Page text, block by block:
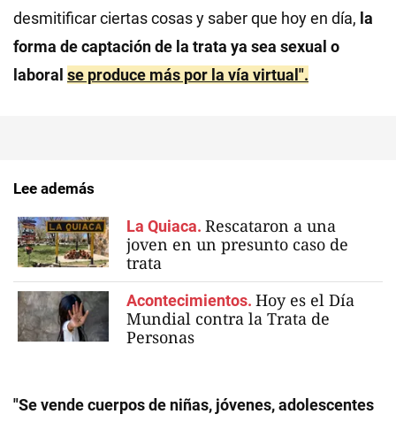
desmitificar ciertas cosas y saber que hoy en día, la
forma de captación de la trata ya sea sexual o
laboral se produce más por la vía virtual".
Lee además
La Quiaca. Rescataron a una
joven en un presunto caso de
trata
Acontecimientos. Hoy es el Día
Mundial contra la Trata de
Personas
"Se vende cuerpos de niñas, jóvenes, adolescentes